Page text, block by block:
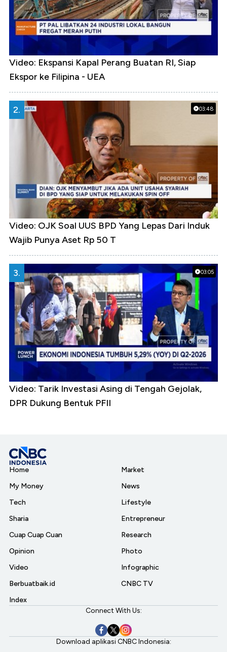
Video: Ekspansi Kapal Perang Buatan RI, Siap
Ekspor ke Filipina - UEA
03:48
2.
Video: OJK Soal UUS BPD Yang Lepas Dari Induk
Wajib Punya Aset Rp 50 T
03:05
3.
Video: Tarik Investasi Asing di Tengah Gejolak,
DPR Dukung Bentuk PFII
Home
My Money
Tech
Sharia
Cuap Cuap Cuan
Opinion
Video
Berbuatbaik.id
Index
Market
News
Lifestyle
Entrepreneur
Research
Photo
Infographic
CNBC TV
Connect With Us:
Download aplikasi CNBC Indonesia: